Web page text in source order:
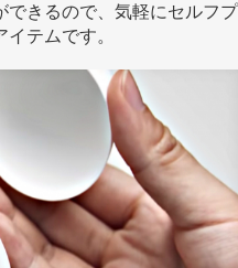
できるので、気軽にセルフプ
テムです。